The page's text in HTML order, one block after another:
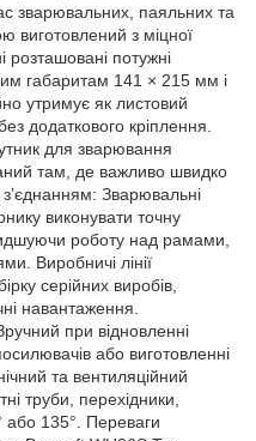
зварювальних, паяльних та
виготовлений з міцної
потужні
габаритам 141 × 215 мм і
утримує як листовий
додаткового кріплення.
для зварювання
там, де важливо швидко
з’єднанням: Зварювальні
виконувати точну
роботу над рамами,
Виробничі лінії
серійних виробів,
навантаження.
при відновленні
або виготовленні
та вентиляційний
труби, перехідники,
або 135°. Переваги